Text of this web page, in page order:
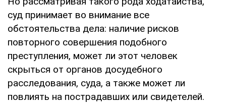
суд принимает во внимание все
обстоятельства дела: наличие рисков
повторного совершения подобного
преступления, может ли этот человек
скрыться от органов досудебного
расследования, суда, а также может ли
повлиять на пострадавших или свидетелей.